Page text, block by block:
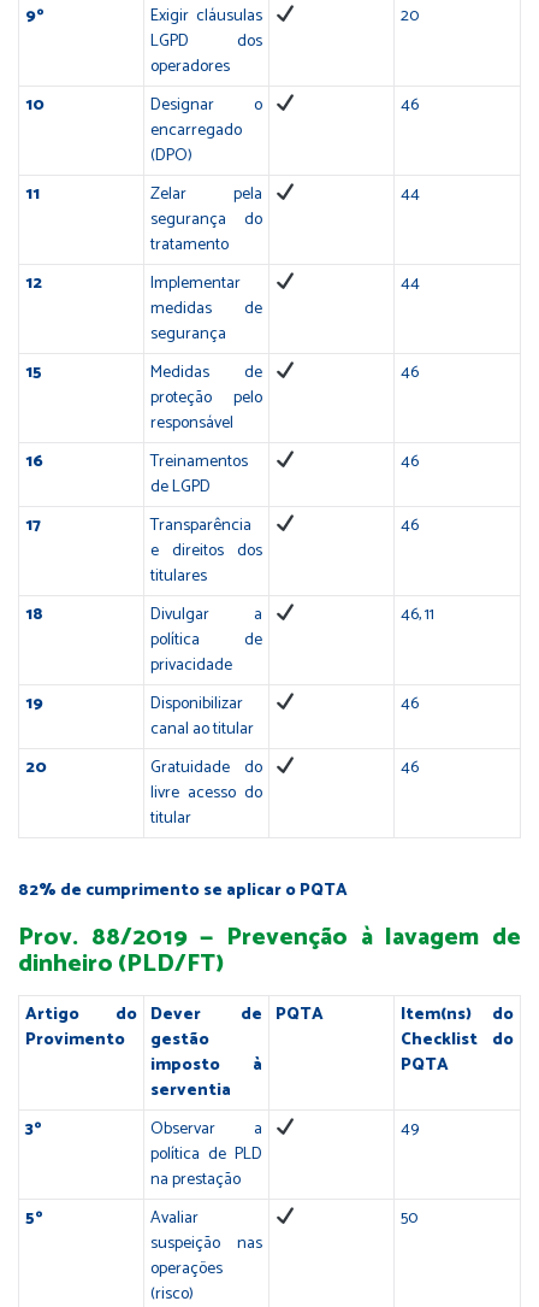
9º
Exigir cláusulas
LGPD dos
operadores
20
10
Designar o
encarregado
(DPO)
46
11
Zelar pela
segurança do
tratamento
44
12
Implementar
medidas de
segurança
44
15
Medidas de
proteção pelo
responsável
46
16
Treinamentos
de LGPD
46
17
Transparência
e direitos dos
titulares
46
18
Divulgar a
política de
privacidade
46, 11
19
Disponibilizar
canal ao titular
46
20
Gratuidade do
livre acesso do
titular
46
82% de cumprimento se aplicar o PQTA
Prov. 88/2019 — Prevenção à lavagem de
dinheiro (PLD/FT)
Artigo do
Provimento
Dever de
gestão
imposto à
serventia
PQTA
Item(ns) do
Checklist do
PQTA
3º
Observar a
política de PLD
na prestação
49
5º
Avaliar
suspeição nas
operações
(risco)
50